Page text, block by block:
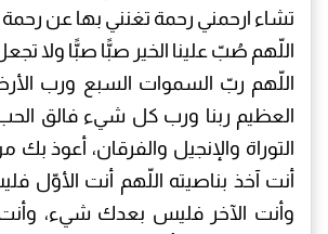
تشاء ارحمني رحمة تغنني بها عن
اللّهم صُبّ علينا الخير صبًّا صبًّا ولا
اللّهم ربّ السموات السبع ورب
العظيم ربنا ورب كل شيء فالق
التوراة والإنجيل والفرقان، أعوذ
أنت آخذ بناصيته اللّهم أنت الأوّل
وأنت الآخر فليس بعدك شيء،